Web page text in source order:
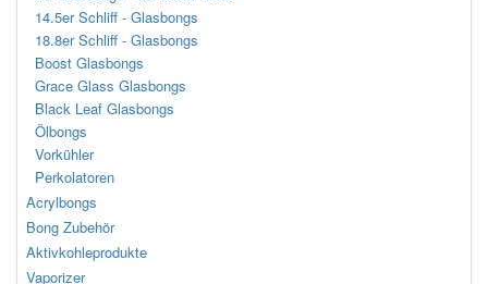
14.5er Schliff - Glasbongs
18.8er Schliff - Glasbongs
Boost Glasbongs
Grace Glass Glasbongs
Black Leaf Glasbongs
Ölbongs
Vorkühler
Perkolatoren
Acrylbongs
Bong Zubehör
Aktivkohleprodukte
Vaporizer